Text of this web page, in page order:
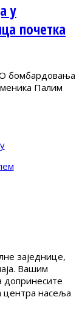
у
почетка
бомбардовања
Палим
заједнице,
Вашим
допринесите
центра насеља